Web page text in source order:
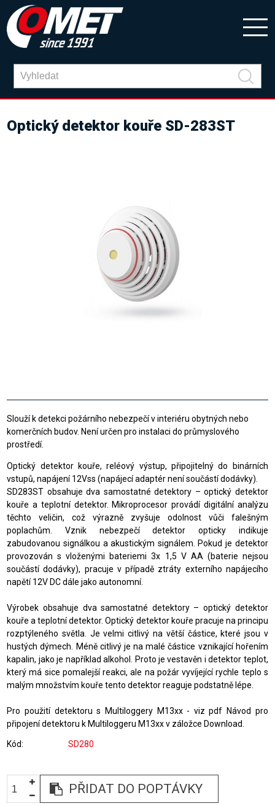
Optický detektor kouře SD-283ST
Slouží k detekci požárního nebezpečí v interiéru obytných nebo
komerčních budov. Není určen pro instalaci do průmyslového
prostředí.
Optický detektor kouře, reléový výstup, připojitelný do binárních
vstupů, napájení 12Vss (napájecí adaptér není součástí dodávky).
SD283ST obsahuje dva samostatné detektory – optický detektor
kouře a teplotní detektor. Mikroprocesor provádí digitální analýzu
těchto veličin, což výrazně zvyšuje odolnost vůči falešným
poplachům. Vznik nebezpečí detektor opticky indikuje
zabudovanou signálkou a akustickým signálem. Pokud je detektor
provozován s vloženými bateriemi 3x 1,5 V AA (baterie nejsou
součástí dodávky), pracuje v případě ztráty externího napájecího
napětí 12V DC dále jako autonomní.
Výrobek obsahuje dva samostatné detektory – optický detektor
kouře a teplotní detektor. Optický detektor kouře pracuje na principu
rozptýleného světla. Je velmi citlivý na větší částice, které jsou v
hustých dýmech. Méně citlivý je na malé částice vznikající hořením
kapalin, jako je například alkohol. Proto je vestavěn i detektor teplot,
který má sice pomalejší reakci, ale na požár vyvíjející rychle teplo s
malým množstvím kouře tento detektor reaguje podstatně lépe.
Pro použití detektoru s Multiloggery M13xx - viz pdf Návod pro
připojení detektoru k Multiloggeru M13xx v záložce Download.
Kód SD280
PŘIDAT DO POPTÁVKY